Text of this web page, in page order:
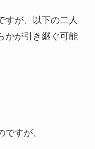
すが、以下の二人
かが引き継ぐ可能
すが、